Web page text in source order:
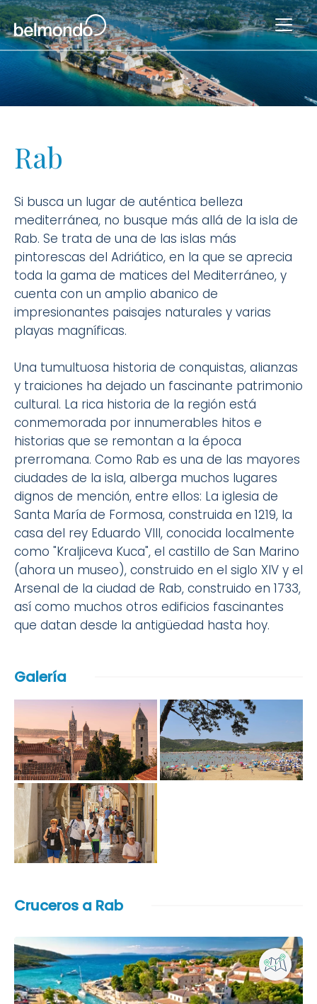
Rab
Si busca un lugar de auténtica belleza
mediterránea, no busque más allá de la isla de
Rab. Se trata de una de las islas más
pintorescas del Adriático, en la que se aprecia
toda la gama de matices del Mediterráneo, y
cuenta con un amplio abanico de
impresionantes paisajes naturales y varias
playas magníficas.
Una tumultuosa historia de conquistas, alianzas
y traiciones ha dejado un fascinante patrimonio
cultural. La rica historia de la región está
conmemorada por innumerables hitos e
historias que se remontan a la época
prerromana. Como Rab es una de las mayores
ciudades de la isla, alberga muchos lugares
dignos de mención, entre ellos: La iglesia de
Santa María de Formosa, construida en 1219, la
casa del rey Eduardo VIII, conocida localmente
como "Kraljiceva Kuca", el castillo de San Marino
(ahora un museo), construido en el siglo XIV y el
Arsenal de la ciudad de Rab, construido en 1733,
así como muchos otros edificios fascinantes
que datan desde la antigüedad hasta hoy.
Galería
Cruceros a Rab